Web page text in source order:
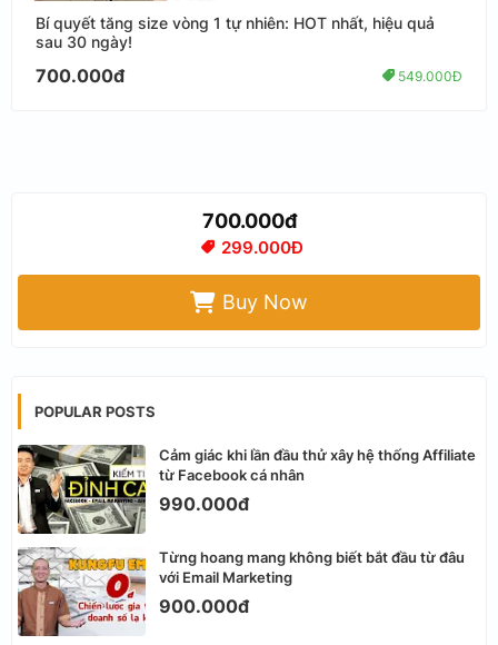
Bí quyết tăng size vòng 1 tự nhiên: HOT nhất, hiệu quả
sau 30 ngày!
700.000đ 549.000Đ
700.000đ
299.000Đ
Buy Now
POPULAR POSTS
Cảm giác khi lần đầu thử xây hệ thống Affiliate
từ Facebook cá nhân
990.000đ
Từng hoang mang không biết bắt đầu từ đâu
với Email Marketing
900.000đ